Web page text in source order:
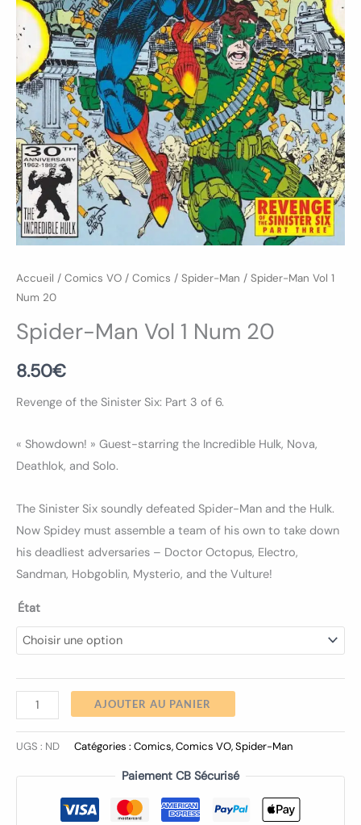
Accueil / Comics VO / Comics / Spider-Man / Spider-Man Vol 1
Num 20
Spider-Man Vol 1 Num 20
8.50€
Revenge of the Sinister Six: Part 3 of 6.
« Showdown! » Guest-starring the Incredible Hulk, Nova,
Deathlok, and Solo.
The Sinister Six soundly defeated Spider-Man and the Hulk.
Now Spidey must assemble a team of his own to take down
his deadliest adversaries – Doctor Octopus, Electro,
Sandman, Hobgoblin, Mysterio, and the Vulture!
État
AJOUTER AU PANIER
UGS : ND Catégories : Comics,Comics VO,Spider-Man
Paiement CB Sécurisé